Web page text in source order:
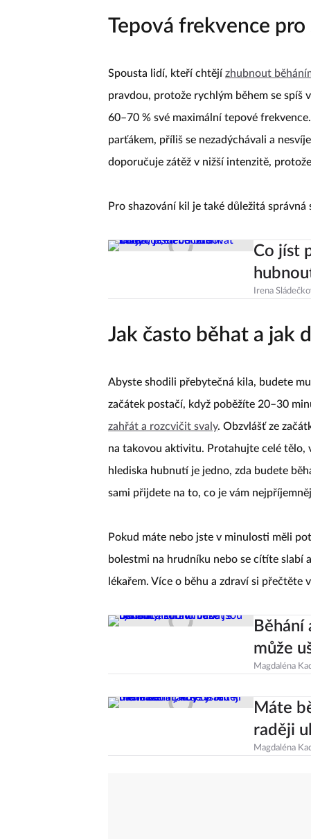
Tepová frekvence
Spousta lidí, kteří chtějí zhubnout
pravdou, protože rychlým během se spíš
60–70 % své maximální tepové
parťákem, příliš se nezadýchávali a
doporučuje zátěž v nižší intenzitě,
Pro shazování kil je také důležitá
Co jíst
Irena
Jak často běhat a jak
Abyste shodili přebytečná kila, budete
začátek postačí, když poběžíte 20–30
zahřát a rozcvičit svaly. Obzvlášť ze
na takovou aktivitu. Protahujte celé tělo,
hlediska hubnutí je jedno, zda budete
sami přijdete na to, co je vám
Pokud máte nebo jste v minulosti měli
bolestmi na hrudníku nebo se cítíte slabí
lékařem. Více o běhu a zdraví si přečtěte
Běhání
může
Magdaléna
Máte
raději
Magdaléna